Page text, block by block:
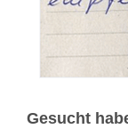
Gesucht